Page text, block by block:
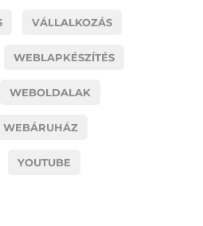
VÁLLALKOZÁS
WEBLAPKÉSZÍTÉS
WEBOLDALAK
WEBÁRUHÁZ
YOUTUBE